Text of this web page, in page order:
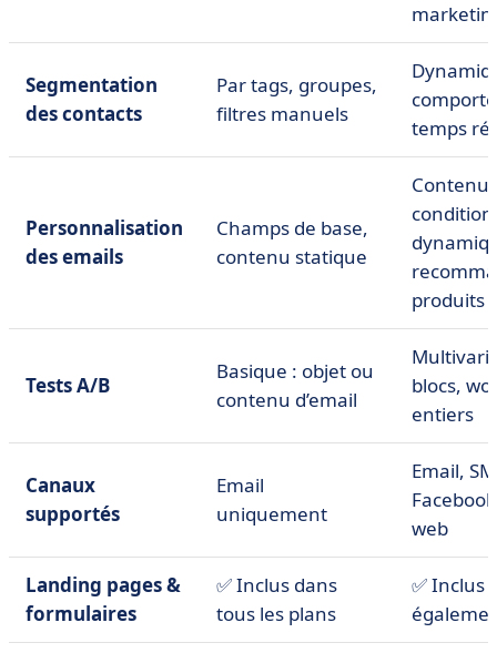
Segmentation
des contacts
Par tags, groupes,
filtres manuels
temps
Personnalisation
des emails
Champs de base,
contenu statique
Contenu
produits
Tests A/B
Basique : objet ou
contenu d’email
blocs,
entiers
Canaux
supportés
Email
uniquement
Email,
web
Landing pages &
formulaires
✅ Inclus dans
tous les plans
✅ Inclus